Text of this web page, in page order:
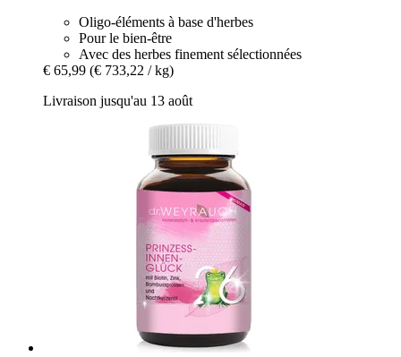
Oligo-éléments à base d'herbes
Pour le bien-être
Avec des herbes finement sélectionnées
€ 65,99 (€ 733,22 / kg)
Livraison jusqu'au 13 août